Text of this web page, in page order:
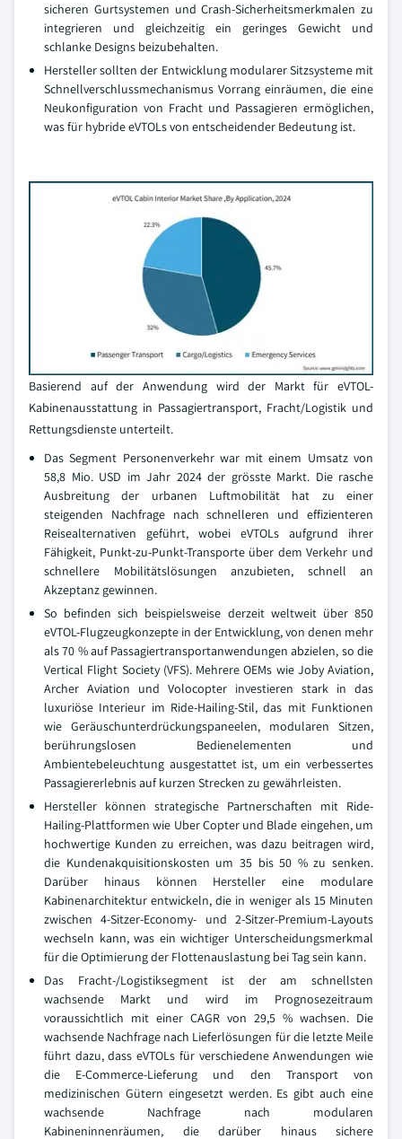
sicheren Gurtsystemen und Crash-Sicherheitsmerkmalen zu
integrieren und gleichzeitig ein geringes Gewicht und
schlanke Designs beizubehalten.
Hersteller sollten der Entwicklung modularer Sitzsysteme mit
Schnellverschlussmechanismus Vorrang einräumen, die eine
Neukonfiguration von Fracht und Passagieren ermöglichen,
was für hybride eVTOLs von entscheidender Bedeutung ist.
Basierend auf der Anwendung wird der Markt für eVTOL-
Kabinenausstattung in Passagiertransport, Fracht/Logistik und
Rettungsdienste unterteilt.
Das Segment Personenverkehr war mit einem Umsatz von
58,8 Mio. USD im Jahr 2024 der grösste Markt. Die rasche
Ausbreitung der urbanen Luftmobilität hat zu einer
steigenden Nachfrage nach schnelleren und effizienteren
Reisealternativen geführt, wobei eVTOLs aufgrund ihrer
Fähigkeit, Punkt-zu-Punkt-Transporte über dem Verkehr und
schnellere Mobilitätslösungen anzubieten, schnell an
Akzeptanz gewinnen.
So befinden sich beispielsweise derzeit weltweit über 850
eVTOL-Flugzeugkonzepte in der Entwicklung, von denen mehr
als 70 % auf Passagiertransportanwendungen abzielen, so die
Vertical Flight Society (VFS). Mehrere OEMs wie Joby Aviation,
Archer Aviation und Volocopter investieren stark in das
luxuriöse Interieur im Ride-Hailing-Stil, das mit Funktionen
wie Geräuschunterdrückungspaneelen, modularen Sitzen,
berührungslosen Bedienelementen und
Ambientebeleuchtung ausgestattet ist, um ein verbessertes
Passagiererlebnis auf kurzen Strecken zu gewährleisten.
Hersteller können strategische Partnerschaften mit Ride-
Hailing-Plattformen wie Uber Copter und Blade eingehen, um
hochwertige Kunden zu erreichen, was dazu beitragen wird,
die Kundenakquisitionskosten um 35 bis 50 % zu senken.
Darüber hinaus können Hersteller eine modulare
Kabinenarchitektur entwickeln, die in weniger als 15 Minuten
zwischen 4-Sitzer-Economy- und 2-Sitzer-Premium-Layouts
wechseln kann, was ein wichtiger Unterscheidungsmerkmal
für die Optimierung der Flottenauslastung bei Tag sein kann.
Das Fracht-/Logistiksegment ist der am schnellsten
wachsende Markt und wird im Prognosezeitraum
voraussichtlich mit einer CAGR von 29,5 % wachsen. Die
wachsende Nachfrage nach Lieferlösungen für die letzte Meile
führt dazu, dass eVTOLs für verschiedene Anwendungen wie
die E-Commerce-Lieferung und den Transport von
medizinischen Gütern eingesetzt werden. Es gibt auch eine
wachsende Nachfrage nach modularen
Kabineninnenräumen, die darüber hinaus sichere